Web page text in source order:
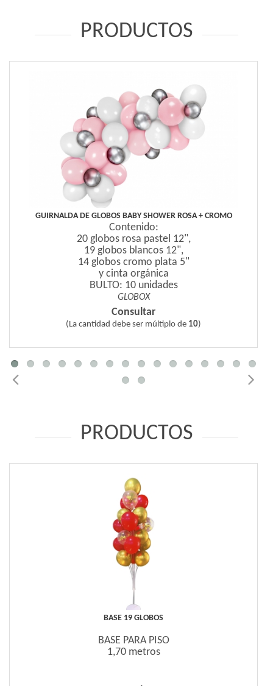
PRODUCTOS
GUIRNALDA DE GLOBOS BABY SHOWER ROSA + CROMO
Contenido:
20 globos rosa pastel 12",
19 globos blancos 12",
14 globos cromo plata 5"
y cinta orgánica
BULTO: 10 unidades
GLOBOX
Consultar
(La cantidad debe ser múltiplo de 10)
PRODUCTOS
BASE 19 GLOBOS
BASE PARA PISO
1,70 metros